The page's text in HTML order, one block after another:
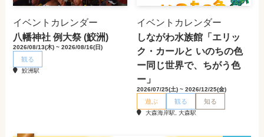
イベントカレンダー
八幡神社 例大祭 (鮫洲)
2026/08/13(木) ~ 2026/08/16(日)
観る
鮫洲駅
イベントカレンダー
しながわ水族館「エリッ
ク・カールと いのちの色
ー同じ世界で、ちがう色
ー」
2026/07/25(土) ~ 2026/12/25(金)
遊ぶ 観る 知る
大森海岸駅, 大森駅